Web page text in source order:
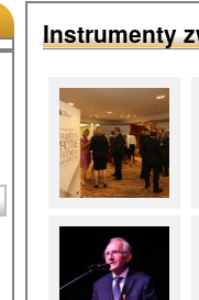
Instrumenty